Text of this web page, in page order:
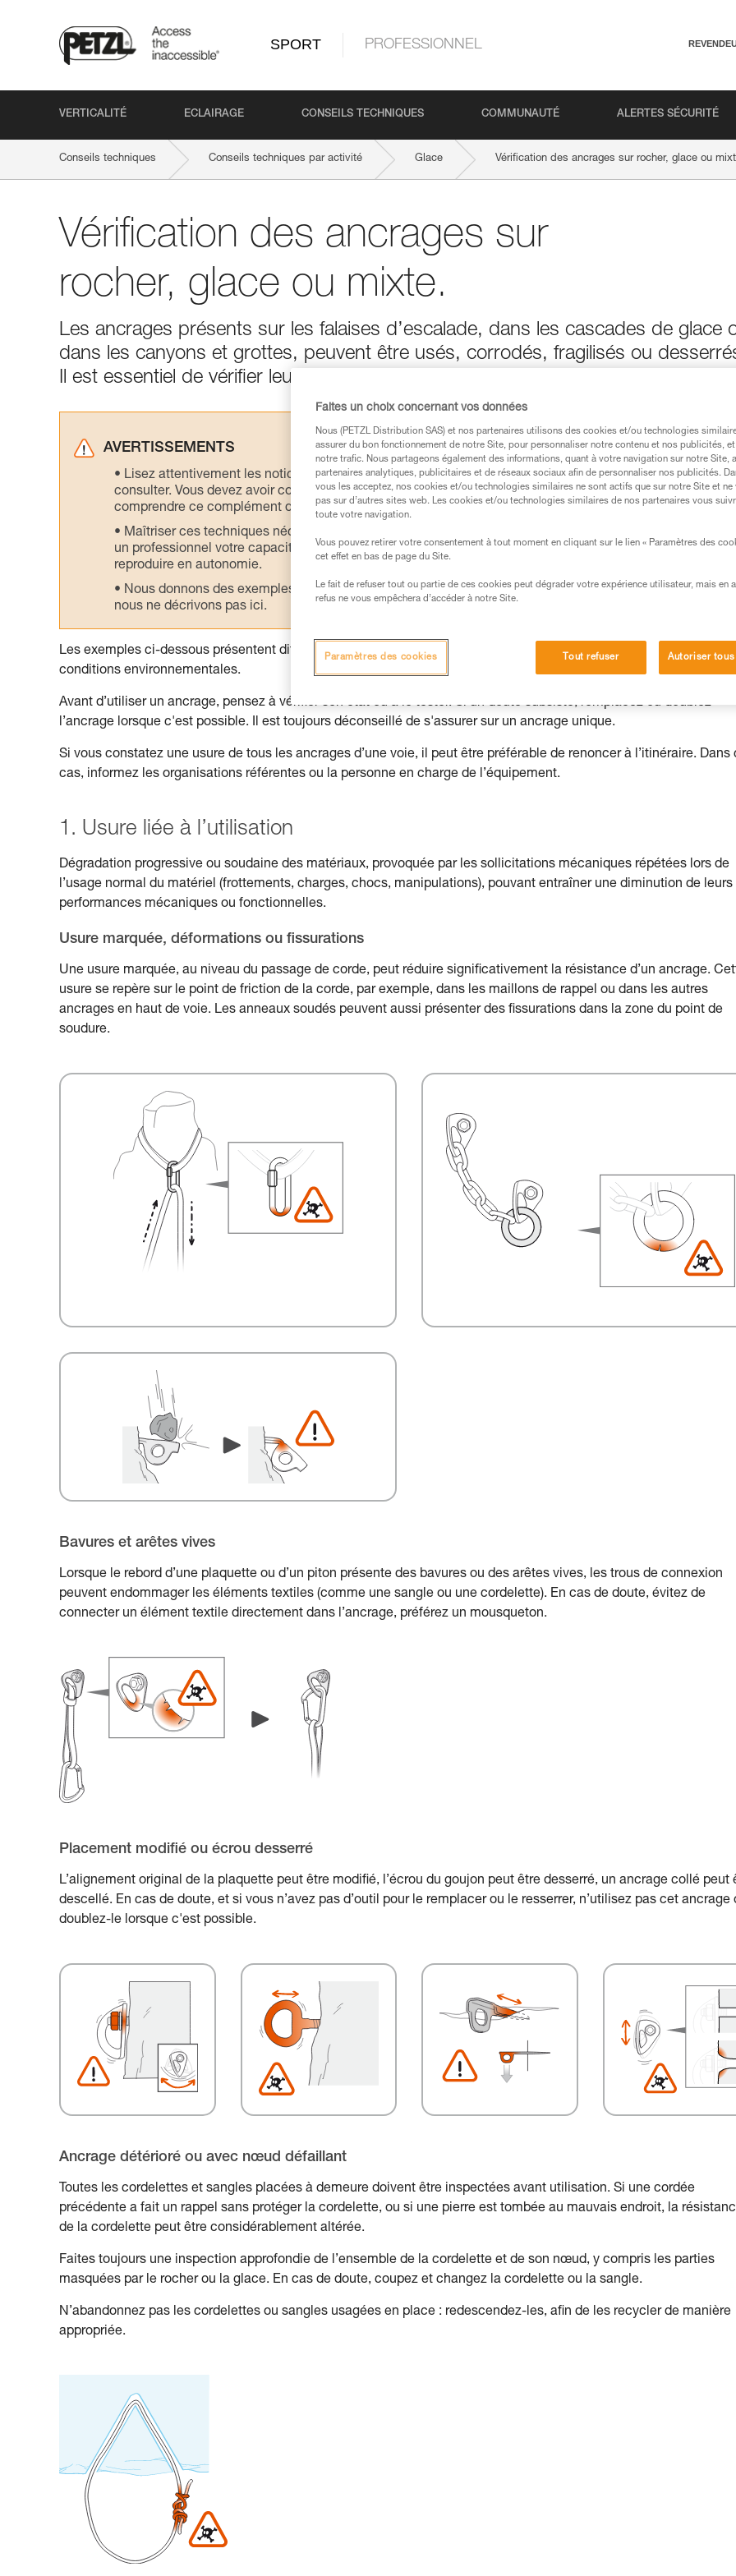
SPORT PROFESSIONNEL
VERTICALITÉ ECLAIRAGE CONSEILS TECHNIQUES COMMUNAUTÉ ALERTES SÉCURITÉ
Conseils techniques Conseils techniques par activité Glace Vérification des ancrages sur rocher, glace ou
Vérification des ancrages sur
rocher, glace ou mixte.
Les ancrages présents sur les falaises d’escalade, dans les cascades de glace
dans les canyons et grottes, peuvent être usés, corrodés, fragilisés ou
Il est essentiel de vérifier leur état avant utilisation.
AVERTISSEMENTS
Lisez attentivement les notices techniques des produits utilisés dans ce conseil avant de le
consulter. Vous devez avoir compris les informations de la notice technique pour pouvoir
comprendre ce complément d’informations.
Maîtriser ces techniques nécessite une formation et un entraînement spécifique. Validez avec
un professionnel votre capacité à refaire la manipulation, seul, en toute sécurité, avant de la
reproduire en autonomie.
Nous donnons des exemples de techniques liées à votre activité. Il peut en exister d’autres que
nous ne décrivons pas ici.
Les exemples ci-dessous présentent différentes évolutions possibles des ancrages dues à l’utilisation et aux
conditions environnementales.
Avant d’utiliser un ancrage, pensez à vérifier son état ou à le tester. Si un doute subsiste, remplacez ou doublez
l’ancrage lorsque c'est possible. Il est toujours déconseillé de s'assurer sur un ancrage unique.
Si vous constatez une usure de tous les ancrages d’une voie, il peut être préférable de renoncer à l’itinéraire. Dans
cas, informez les organisations référentes ou la personne en charge de l’équipement.
1. Usure liée à l’utilisation
Dégradation progressive ou soudaine des matériaux, provoquée par les sollicitations mécaniques répétées lors de
l’usage normal du matériel (frottements, charges, chocs, manipulations), pouvant entraîner une diminution de leurs
performances mécaniques ou fonctionnelles.
Usure marquée, déformations ou fissurations
Une usure marquée, au niveau du passage de corde, peut réduire significativement la résistance d’un ancrage.
usure se repère sur le point de friction de la corde, par exemple, dans les maillons de rappel ou dans les autres
ancrages en haut de voie. Les anneaux soudés peuvent aussi présenter des fissurations dans la zone du point de
soudure.
Bavures et arêtes vives
Lorsque le rebord d’une plaquette ou d’un piton présente des bavures ou des arêtes vives, les trous de connexion
peuvent endommager les éléments textiles (comme une sangle ou une cordelette). En cas de doute, évitez de
connecter un élément textile directement dans l’ancrage, préférez un mousqueton.
Placement modifié ou écrou desserré
L’alignement original de la plaquette peut être modifié, l’écrou du goujon peut être desserré, un ancrage collé peut
descellé. En cas de doute, et si vous n’avez pas d’outil pour le remplacer ou le resserrer, n’utilisez pas cet ancrage
doublez-le lorsque c'est possible.
Ancrage détérioré ou avec nœud défaillant
Toutes les cordelettes et sangles placées à demeure doivent être inspectées avant utilisation. Si une cordée
précédente a fait un rappel sans protéger la cordelette, ou si une pierre est tombée au mauvais endroit, la
de la cordelette peut être considérablement altérée.
Faites toujours une inspection approfondie de l’ensemble de la cordelette et de son nœud, y compris les parties
masquées par le rocher ou la glace. En cas de doute, coupez et changez la cordelette ou la sangle.
N’abandonnez pas les cordelettes ou sangles usagées en place : redescendez-les, afin de les recycler de manière
appropriée.
Faites un choix concernant vos données
Nous (PETZL Distribution SAS) et nos partenaires utilisons des cookies et/ou technologies
assurer du bon fonctionnement de notre Site, pour personnaliser notre contenu et nos publicités,
notre trafic. Nous partageons également des informations, quant à votre navigation sur notre Site,
partenaires analytiques, publicitaires et de réseaux sociaux afin de personnaliser nos publicités.
vous les acceptez, nos cookies et/ou technologies similaires ne sont actifs que sur notre Site et ne
pas sur d’autres sites web. Les cookies et/ou technologies similaires de nos partenaires vous
toute votre navigation.
Vous pouvez retirer votre consentement à tout moment en cliquant sur le lien « Paramètres des
cet effet en bas de page du Site.
Le fait de refuser tout ou partie de ces cookies peut dégrader votre expérience utilisateur, mais en
refus ne vous empêchera d’accéder à notre Site.
Tout refuser Autoriser
Paramètres des cookies